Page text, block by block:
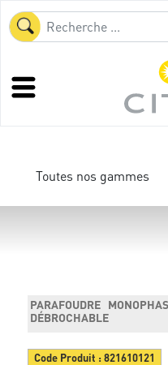
Toutes nos gammes
PARAFOUDRE
DÉBROCHABLE
Code Produit :821610121